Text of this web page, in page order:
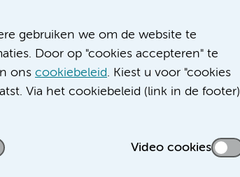
gebruiken we om de website te
Door op "cookies accepteren" te
ons cookiebeleid. Kiest u voor "cookies
Via het cookiebeleid (link in de footer)
Video cookies